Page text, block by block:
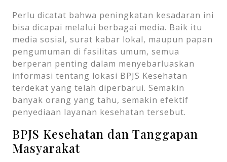
Perlu dicatat bahwa peningkatan kesadaran ini
bisa dicapai melalui berbagai media. Baik itu
media sosial, surat kabar lokal, maupun papan
pengumuman di fasilitas umum, semua
berperan penting dalam menyebarluaskan
informasi tentang lokasi BPJS Kesehatan
terdekat yang telah diperbarui. Semakin
banyak orang yang tahu, semakin efektif
penyediaan layanan kesehatan tersebut.
BPJS Kesehatan dan Tanggapan
Masyarakat